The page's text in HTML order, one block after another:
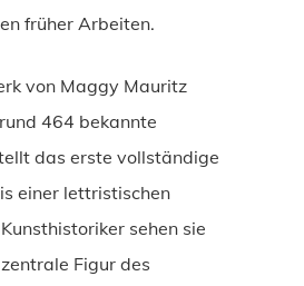
früher Arbeiten.
von Maggy Mauritz
464 bekannte
das erste vollständige
einer lettristischen
sehen sie
Figur des